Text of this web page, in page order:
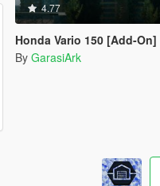
4.77
Honda Vario 150 [Add-On]
By GarasiArk